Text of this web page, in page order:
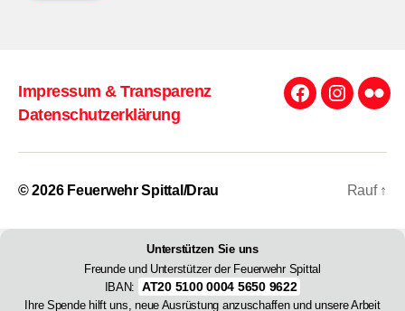
Impressum & Transparenz
Datenschutzerklärung
Facebook
© 2026 Feuerwehr Spittal/Drau Rauf ↑
Unterstützen Sie uns
Freunde und Unterstützer der Feuerwehr Spittal
IBAN: AT20 5100 0004 5650 9622
Ihre Spende hilft uns, neue Ausrüstung anzuschaffen und unsere Arbeit